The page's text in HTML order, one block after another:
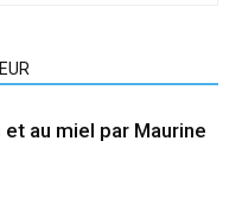
au miel par Maurine